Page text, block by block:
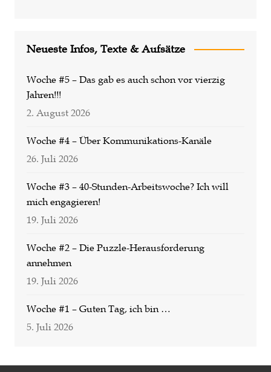
Neueste Infos, Texte & Aufsätze
Woche #5 – Das gab es auch schon vor vierzig
Jahren!!!
2. August 2026
Woche #4 – Über Kommunikations-Kanäle
26. Juli 2026
Woche #3 – 40-Stunden-Arbeitswoche? Ich will
mich engagieren!
19. Juli 2026
Woche #2 – Die Puzzle-Herausforderung
annehmen
19. Juli 2026
Woche #1 – Guten Tag, ich bin …
5. Juli 2026